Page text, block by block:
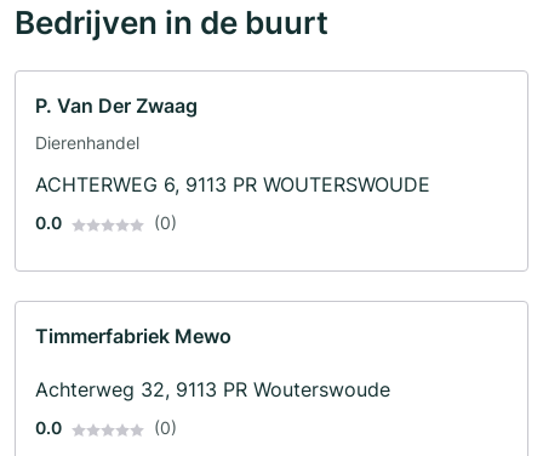
Bedrijven in de buurt
P. Van Der Zwaag
Dierenhandel
ACHTERWEG 6, 9113 PR WOUTERSWOUDE
0.0 (0)
Timmerfabriek Mewo
Achterweg 32, 9113 PR Wouterswoude
0.0 (0)